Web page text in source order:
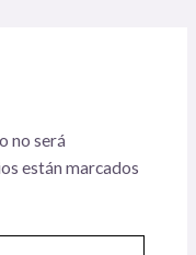
no será
están marcados